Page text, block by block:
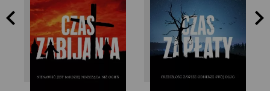
John Grisham John Grisham